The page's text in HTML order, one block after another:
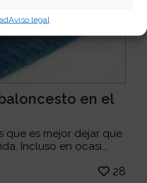
Aviso legal
en el
que es mejor dejar que
Incluso en ocasi...
28